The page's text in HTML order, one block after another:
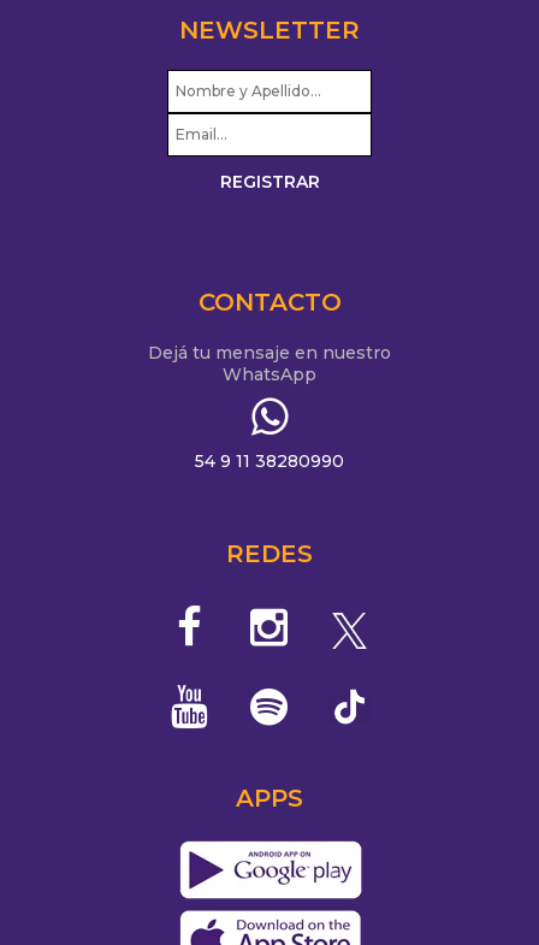
NEWSLETTER
CONTACTO
Dejá tu mensaje en nuestro
WhatsApp
54 9 11 38280990
REDES
APPS